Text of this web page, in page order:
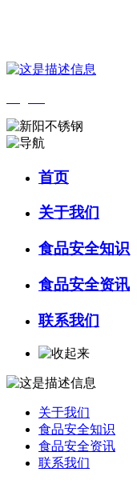
首页
关于我们
食品安全知识
食品安全资讯
联系我们
关于我们
食品安全知识
食品安全资讯
联系我们